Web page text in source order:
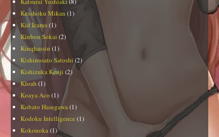
Kesshoku Mikan (1)
Kid Icarus(1)
Kinbou Sokai (2)
Kinqhassin (1)
Kishinosato Satoshi(2)
Kishizuka Kenji (2)
Kloah (1)
Koaya Aco (1)
Kobato Hasegawa(1)
Kodoku Intelligence (1)
Kokonoka(1)